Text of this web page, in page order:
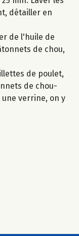
détailler en
de l'huile de
de chou,
de poulet,
de chou-
une verrine, on y